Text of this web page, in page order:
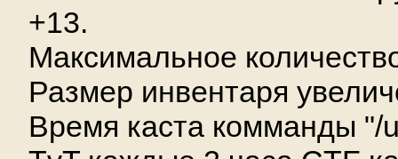
+13.
Максимальное
Размер инвентаря
Время каста комманды "/